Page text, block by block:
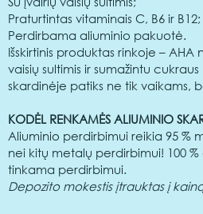
Praturtintas vitaminais C, B6 ir B12;
Perdirbama aliuminio pakuotė.
Išskirtinis produktas rinkoje –
vaisių sultimis ir sumažintu
skardinėje patiks ne tik vaikams,
KODĖL RENKAMĖS ALIUMINIO
Aliuminio perdirbimui reikia 95 %
nei kitų metalų perdirbimui! 100
tinkama perdirbimui.
Depozito mokestis įtrauktas į